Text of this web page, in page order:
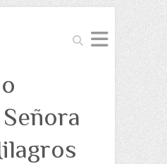
Buscar